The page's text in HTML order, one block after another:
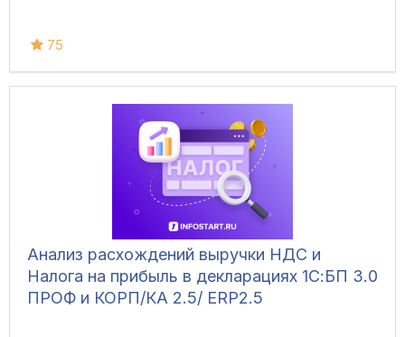
75
Анализ расхождений выручки НДС и
Налога на прибыль в декларациях 1С:БП 3.0
ПРОФ и КОРП/КА 2.5/ ЕRP2.5